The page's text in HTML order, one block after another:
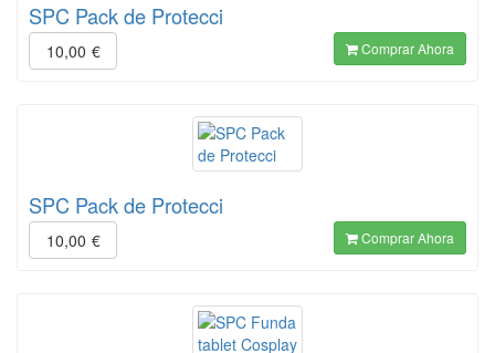
SPC Pack de Protecci
10,00 € Comprar Ahora
SPC Pack de Protecci
10,00 € Comprar Ahora